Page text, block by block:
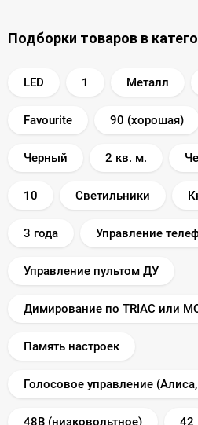
Подборки товаров в
LED 1 Металл
Favourite 90 (хорошая)
Черный 2 кв. м.
10 Светильники
3 года Управление
Управление пультом ДУ
Димирование по TRIAC или
Память настроек
Голосовое управление
48В (низковольтное) 42